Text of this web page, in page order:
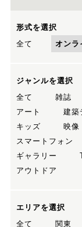
形式を選択
全て
オンラ
ジャンルを選択
全て
雑誌
アート
建築
キッズ
映像
スマートフォン
ギャラリー
アウトドア
エリアを選択
全て
関東